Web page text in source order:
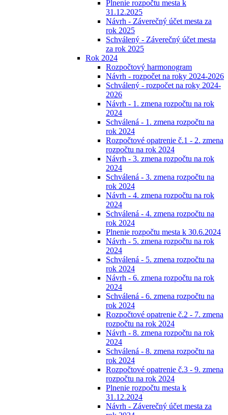
Plnenie rozpočtu mesta k
31.12.2025
Návrh - Záverečný účet mesta za
rok 2025
Schválený - Záverečný účet mesta
za rok 2025
Rok 2024
Rozpočtový harmonogram
Návrh - rozpočet na roky 2024-2026
Schválený - rozpočet na roky 2024-
2026
Návrh - 1. zmena rozpočtu na rok
2024
Schválená - 1. zmena rozpočtu na
rok 2024
Rozpočtové opatrenie č.1 - 2. zmena
rozpočtu na rok 2024
Návrh - 3. zmena rozpočtu na rok
2024
Schválená - 3. zmena rozpočtu na
rok 2024
Návrh - 4. zmena rozpočtu na rok
2024
Schválená - 4. zmena rozpočtu na
rok 2024
Plnenie rozpočtu mesta k 30.6.2024
Návrh - 5. zmena rozpočtu na rok
2024
Schválená - 5. zmena rozpočtu na
rok 2024
Návrh - 6. zmena rozpočtu na rok
2024
Schválená - 6. zmena rozpočtu na
rok 2024
Rozpočtové opatrenie č.2 - 7. zmena
rozpočtu na rok 2024
Návrh - 8. zmena rozpočtu na rok
2024
Schválená - 8. zmena rozpočtu na
rok 2024
Rozpočtové opatrenie č.3 - 9. zmena
rozpočtu na rok 2024
Plnenie rozpočtu mesta k
31.12.2024
Návrh - Záverečný účet mesta za